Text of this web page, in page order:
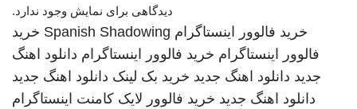
دیدگاهی برای نمایش وجود ندارد.
خرید فالوور اینستاگرام Spanish Shadowing خرید
فالوور اینستاگرام خرید فالوور اینستاگرام دانلود اهنگ
جدید دانلود اهنگ جدید خرید بک لینک دانلود اهنگ جدید
دانلود اهنگ جدید خرید فالوور لایک کامنت اینستاگرام